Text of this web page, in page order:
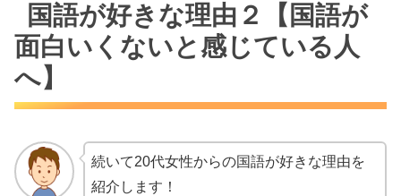
国語が好きな理由２【国語が
面白いくないと感じている人
へ】
続いて20代女性からの国語が好きな理由を
紹介します！